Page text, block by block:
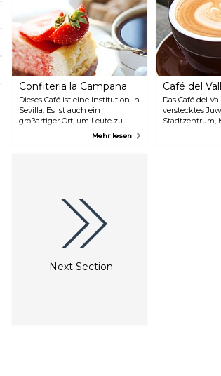
Confiteria la Campana
Dieses Café ist eine Institution in
Sevilla. Es ist auch ein
großartiger Ort, um Leute zu
beobachten, vor allem an
zu verzehren.
Mehr lesen
Café del
Das Café del
verstecktes
Stadtzentrum,
Ort, um den
Next Section